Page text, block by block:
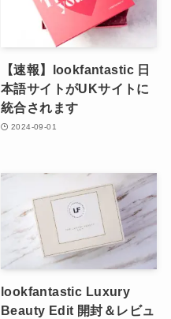
【速報】lookfantastic 日
本語サイトがUKサイトに
統合されます
2024-09-01
lookfantastic Luxury
Beauty Edit 開封＆レビュ